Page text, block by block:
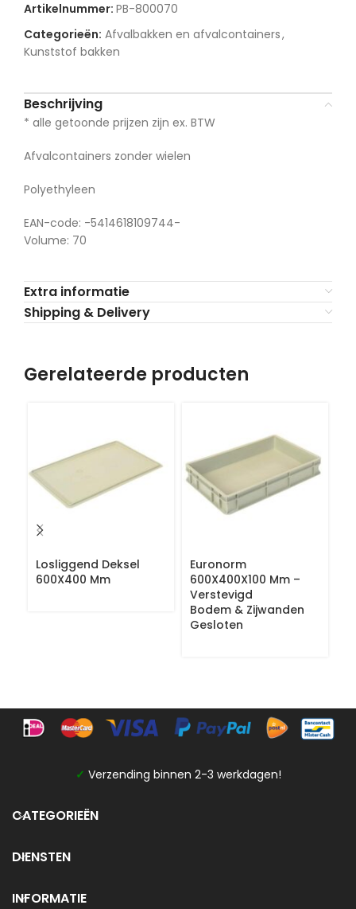
Artikelnummer: PB-800070
Categorieën: Afvalbakken en afvalcontainers,
Kunststof bakken
Beschrijving
* alle getoonde prijzen zijn ex. BTW
Afvalcontainers zonder wielen
Polyethyleen
EAN-code: -5414618109744-
Volume: 70
Extra informatie
Shipping & Delivery
Gerelateerde producten
Losliggend Deksel
600X400 Mm
Euronorm
600X400X100 Mm –
Verstevigd
Bodem & Zijwanden
Gesloten
✓ Verzending binnen 2-3 werkdagen!
CATEGORIEËN
DIENSTEN
INFORMATIE